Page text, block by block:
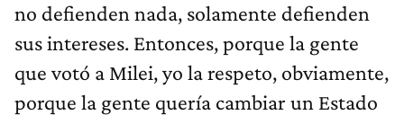
no defienden nada, solamente defienden
sus intereses. Entonces, porque la gente
que votó a Milei, yo la respeto, obviamente,
porque la gente quería cambiar un Estado